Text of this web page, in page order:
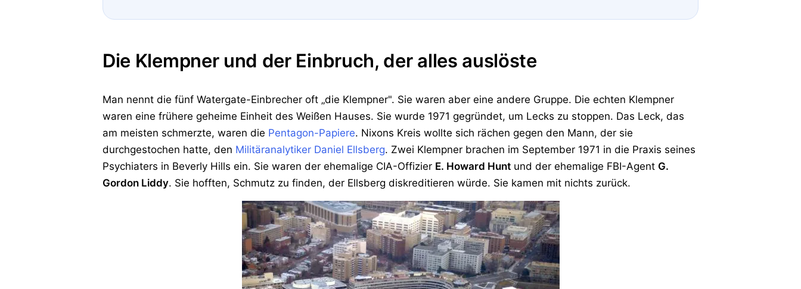
Die Klempner und der Einbruch, der alles auslöste
Man nennt die fünf Watergate-Einbrecher oft „die Klempner". Sie waren aber eine andere Gruppe. Die echten Klempner
waren eine frühere geheime Einheit des Weißen Hauses. Sie wurde 1971 gegründet, um Lecks zu stoppen. Das Leck, das
am meisten schmerzte, waren die Pentagon-Papiere. Nixons Kreis wollte sich rächen gegen den Mann, der sie
durchgestochen hatte, den Militäranalytiker Daniel Ellsberg. Zwei Klempner brachen im September 1971 in die Praxis seines
Psychiaters in Beverly Hills ein. Sie waren der ehemalige CIA-Offizier E. Howard Hunt und der ehemalige FBI-Agent G.
Gordon Liddy. Sie hofften, Schmutz zu finden, der Ellsberg diskreditieren würde. Sie kamen mit nichts zurück.